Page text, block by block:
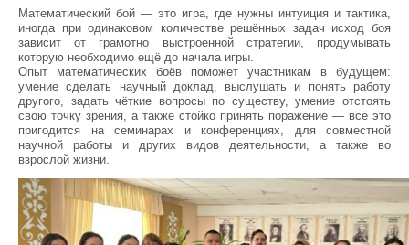
Математический бой — это игра, где нужны интуиция и тактика,
иногда при одинаковом количестве решённых задач исход боя
зависит от грамотно выстроенной стратегии, продумывать
которую необходимо ещё до начала игры.
Опыт математических боёв поможет участникам в будущем:
умение сделать научный доклад, выслушать и понять работу
другого, задать чёткие вопросы по существу, умение отстоять
свою точку зрения, а также стойко принять поражение — всё это
пригодится на семинарах и конференциях, для совместной
научной работы и других видов деятельности, а также во
взрослой жизни.